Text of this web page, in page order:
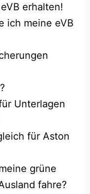
erhalten!
ich meine eVB
Unterlagen
für Aston
grüne
fahre?